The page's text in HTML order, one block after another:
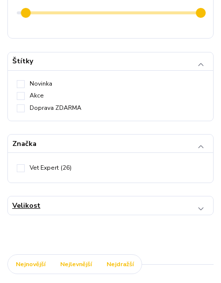
Štítky
Novinka
Akce
Doprava ZDARMA
Značka
Vet Expert (26)
Velikost
Nejnovější Nejlevnější Nejdražší